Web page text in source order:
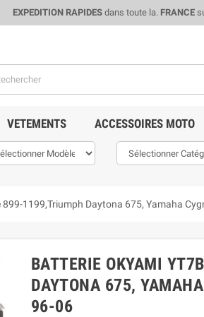
EXPEDITION RAPIDESdans toute la. FRANCE
VETEMENTS ACCESSOIRES MOTO
1199,Triumph Daytona 675, Yamaha
BATTERIE OKYAMI
DAYTONA 675,
96-06